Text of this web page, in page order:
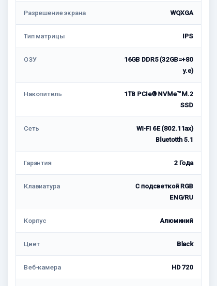
Разрешение экрана WQXGA
Тип матрицы IPS
ОЗУ
16GB DDR5 (32GB=+80
у.е)
Накопитель
1TB PCIe® NVMe™ M.2
SSD
Сеть
Wi-Fi 6E (802.11ax)
Bluetotth 5.1
Гарантия 2 Года
Клавиатура
С подсветкой RGB
ENG/RU
Корпус Алюминий
Цвет Black
Веб-камера HD 720